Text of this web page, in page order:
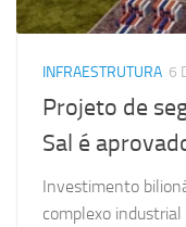
INFRAESTRUTURA 6
Projeto de
Sal é
Investimento
complexo